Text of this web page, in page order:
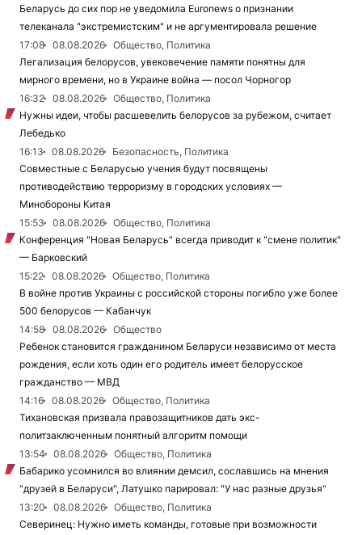
Беларусь до сих пор не уведомила Euronews о признании
телеканала "экстремистским" и не аргументировала решение
17:08
08.08.2026
Общество, Политика
Легализация белорусов, увековечение памяти понятны для
мирного времени, но в Украине война — посол Чорногор
16:32
08.08.2026
Общество, Политика
Нужны идеи, чтобы расшевелить белорусов за рубежом, считает
Лебедько
16:13
08.08.2026
Безопасность, Политика
Совместные с Беларусью учения будут посвящены
противодействию терроризму в городских условиях —
Минобороны Китая
15:53
08.08.2026
Общество, Политика
Конференция "Новая Беларусь" всегда приводит к "смене политик"
— Барковский
15:22
08.08.2026
Общество, Политика
В войне против Украины с российской стороны погибло уже более
500 белорусов — Кабанчук
14:58
08.08.2026
Общество
Ребенок становится гражданином Беларуси независимо от места
рождения, если хоть один его родитель имеет белорусское
гражданство — МВД
14:16
08.08.2026
Общество, Политика
Тихановская призвала правозащитников дать экс-
политзаключенным понятный алгоритм помощи
13:54
08.08.2026
Общество, Политика
Бабарико усомнился во влиянии демсил, сославшись на мнения
"друзей в Беларуси", Латушко парировал: "У нас разные друзья"
13:20
08.08.2026
Общество, Политика
Северинец: Нужно иметь команды, готовые при возможности